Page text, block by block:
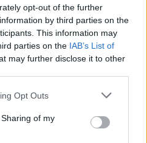
opt-out of the further
by third parties on the
This information may
parties on the IAB’s List of
may further disclose it to other
Opt Outs
of my
3 Oktober 2017
Hampshire
2 Oktober 2017
Jestian84
schönen Airport köln